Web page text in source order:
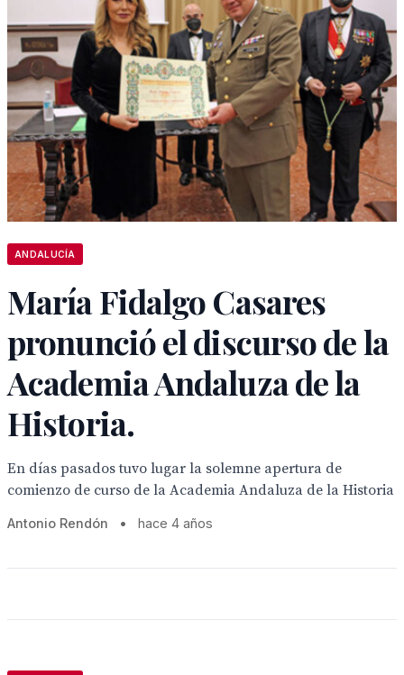
ANDALUCÍA
María Fidalgo Casares
pronunció el discurso de la
Academia Andaluza de la
Historia.
En días pasados tuvo lugar la solemne apertura de
comienzo de curso de la Academia Andaluza de la Historia
Antonio Rendón • hace 4 años